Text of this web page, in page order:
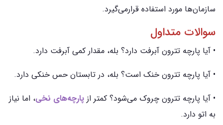
سازمان‌ها مورد استفاده قرارمی‌گیرد.
سوالات متداول
• آیا پارچه تترون آبرفت دارد؟ بله، مقدار کمی آبرفت دارد.
• آیا پارچه تترون خنک است؟ بله، در تابستان حس خنکی دارد.
• آیا پارچه تترون چروک می‌شود؟ کمتر از پارچه‌های نخی، اما نیاز
به اتو دارد.